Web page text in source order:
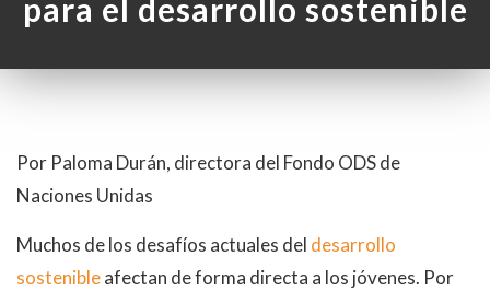
para el desarrollo sostenible
Por Paloma Durán, directora del Fondo ODS de
Naciones Unidas
Muchos de los desafíos actuales del desarrollo
sostenibleafectan de forma directa a los jóvenes. Por